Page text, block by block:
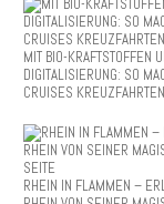
MIT BIO-KRAFTSTOFFEN
DIGITALISIERUNG: SO
CRUISES
RHEIN IN FLAMMEN –